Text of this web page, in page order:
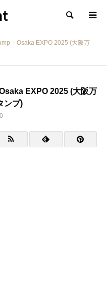
検索
– Osaka EXPO 2025 (大阪万
EXPO 2025 (大阪万
ンプ)